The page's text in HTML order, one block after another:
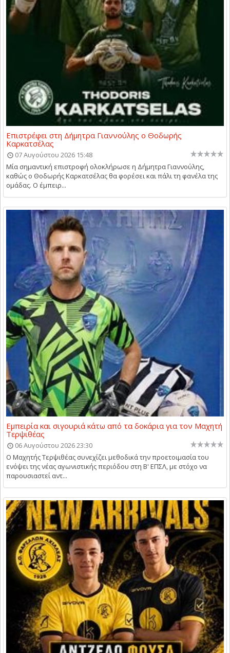
Επιστρέφει στη Δήμητρα Γιαννούλης ο Θοδωρής
Καρκατσέλας
07 Αυγούστου 2026 15:48
Μία σημαντική επιστροφή ολοκλήρωσε η Δήμητρα Γιαννούλης,
καθώς ο Θοδωρής Καρκατσέλας θα φορέσει και πάλι τη φανέλα της
ομάδας. Ο έμπειρ...
Εμπειρία και σιγουριά κάτω από τα δοκάρια για τον Μαχητή
Τερψιθέας
06 Αυγούστου 2026 23:30
Ο Μαχητής Τερψιθέας συνεχίζει μεθοδικά την προετοιμασία του
ενόψει της νέας αγωνιστικής περιόδου στη Β' ΕΠΣΛ, με στόχο να
παρουσιαστεί αντ...